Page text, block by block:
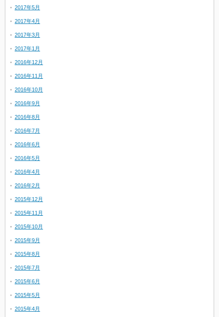
2017年5月
2017年4月
2017年3月
2017年1月
2016年12月
2016年11月
2016年10月
2016年9月
2016年8月
2016年7月
2016年6月
2016年5月
2016年4月
2016年2月
2015年12月
2015年11月
2015年10月
2015年9月
2015年8月
2015年7月
2015年6月
2015年5月
2015年4月